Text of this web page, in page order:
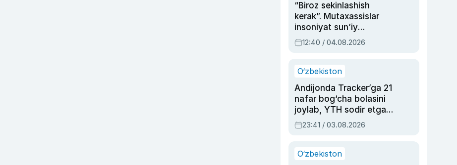
“Biroz sekinlashish
kerak”. Mutaxassislar
insoniyat sun’iy
intellektni boshqara
olmay qolishidan xavotir
12:40 / 04.08.2026
O‘zbekiston
Andijonda Tracker’ga 21
nafar bog‘cha bolasini
joylab, YTH sodir etgan
ayolga sud hukmi o‘qildi
23:41 / 03.08.2026
O‘zbekiston